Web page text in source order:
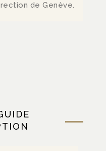
de Genève.